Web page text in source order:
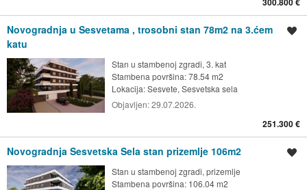
Novogradnja u Sesvetama , trosobni stan 78m2 na 3.ćem
katu
Stan u stambenoj zgradi, 3. kat
Stambena površina: 78.54 m2
Lokacija:Sesvete, Sesvetska sela
Objavljen:29.07.2026.
251.300 €
Novogradnja Sesvetska Sela stan prizemlje 106m2
Stan u stambenoj zgradi, prizemlje
Stambena površina: 106.04 m2